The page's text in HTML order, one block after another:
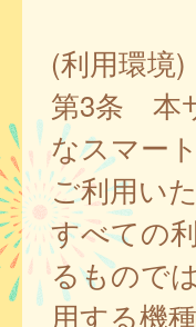
(利用環境)
第3条 本
なスマー
ご利用い
すべての
るもので
用する機